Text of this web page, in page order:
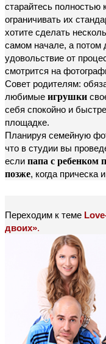
старайтесь полностью
ограничивать их
хотите сделать
самом начале, а потом
удовольствие от
смотрится на
Совет родителям:
любимые игрушки
себя спокойно и
площадке.
Планируя семейную
что в студии вы
если папа с ребенком
позже, когда прическа
Переходим к теме
двоих».